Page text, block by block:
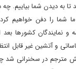
تا به دیدن شما بیاییم.
شما را دفن خواهیم
نمایندگان کشورها بعد
و آتشین غیر قابل
مترجم در سخنرانی شد